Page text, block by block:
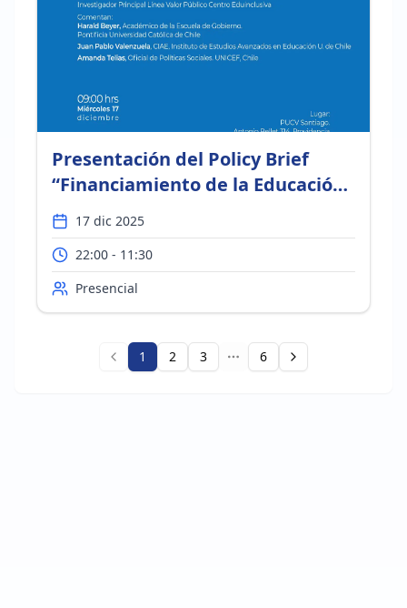
Presentación del Policy Brief
“Financiamiento de la Educación
Escolar: Propuestas desde el
valor público”
17 dic 2025
22:00 - 11:30
Presencial
1 2 3 6